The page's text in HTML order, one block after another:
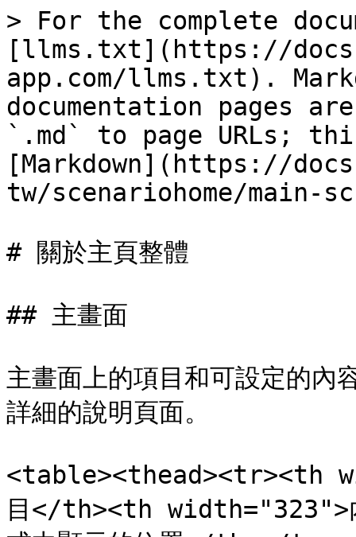
> For the complete
[llms.txt](https://
app.com/llms.txt).
documentation pages
`.md` to page URLs;
[Markdown](https://
tw/scenariohome/main-
# 關於主頁整體
## 主畫面
主畫面上的項目和可設定的內
詳細的說明頁面。
<table><thead><tr><th
目</th><th width="323">